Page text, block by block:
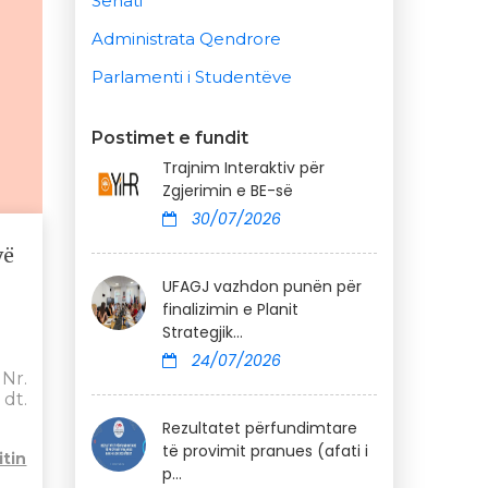
dt.
Administrata Qendrore
Parlamenti i Studentëve
Postimet e fundit
Trajnim Interaktiv për
Zgjerimin e BE-së
30/07/2026
UFAGJ vazhdon punën për
finalizimin e Planit
Strategjik...
24/07/2026
Rezultatet përfundimtare
të provimit pranues (afati i
p...